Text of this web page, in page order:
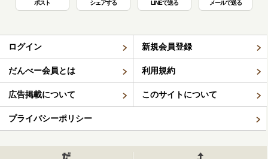
ポスト シェアする LINEで送る メールで送る
ログイン 新規会員登録
だんべー会員とは 利用規約
広告掲載について このサイトについて
プライバシーポリシー